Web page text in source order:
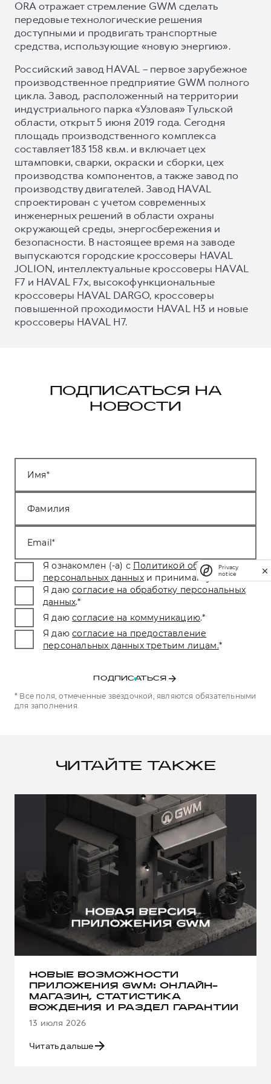
ORA отражает стремление GWM сделать
передовые технологические решения
доступными и продвигать транспортные
средства, использующие «новую энергию».
Российский завод HAVAL – первое зарубежное
производственное предприятие GWM полного
цикла. Завод, расположенный на территории
индустриального парка «Узловая» Тульской
области, открыт 5 июня 2019 года. Сегодня
площадь производственного комплекса
составляет 183 158 кв.м. и включает цех
штамповки, сварки, окраски и сборки, цех
производства компонентов, а также завод по
производству двигателей. Завод HAVAL
спроектирован с учетом современных
инженерных решений в области охраны
окружающей среды, энергосбережения и
безопасности. В настоящее время на заводе
выпускаются городские кроссоверы HAVAL
JOLION, интеллектуальные кроссоверы HAVAL
F7 и HAVAL F7x, высокофункциональные
кроссоверы HAVAL DARGO, кроссоверы
повышенной проходимости HAVAL H3 и новые
кроссоверы HAVAL H7.
ПОДПИСАТЬСЯ НА
НОВОСТИ
Имя
Фамилия
Email
Я ознакомлен (-а) с Политикой обработки
персональных данных и принимаю условия.
Я даю согласие на обработку персональных
данных.*
Я даю согласие на коммуникацию.*
Я даю согласие на предоставление
персональных данных третьим лицам.*
ПОДПИСАТЬСЯ
* Все поля, отмеченные звездочкой, являются обязательными
для заполнения.
ЧИТАЙТЕ ТАКЖЕ
НОВЫЕ ВОЗМОЖНОСТИ
ПРИЛОЖЕНИЯ GWM: ОНЛАЙН-
МАГАЗИН, СТАТИСТИКА
ВОЖДЕНИЯ И РАЗДЕЛ ГАРАНТИИ
13 июля 2026
Читать дальше
Privacy
notice